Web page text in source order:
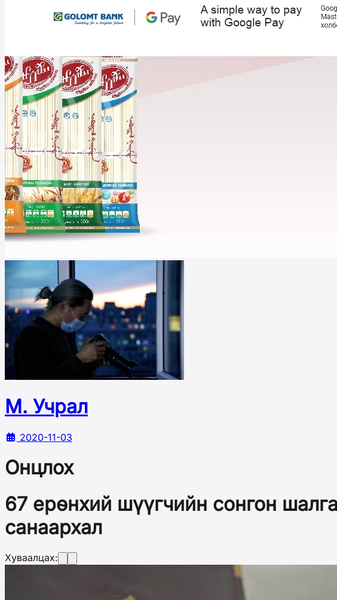
М. Учрал
2020-11-03
Онцлох
67 ерөнхий шүүгчийн сонгон
санаархал
Хуваалцах: